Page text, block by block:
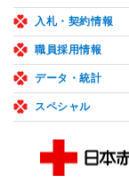
入札・契約情報
職員採用情報
データ・統計
スペシャル